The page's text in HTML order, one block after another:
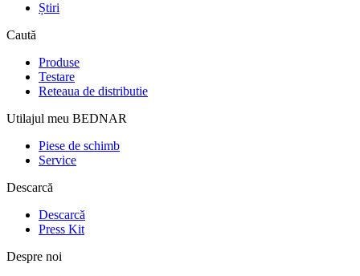
Știri
Caută
Produse
Testare
Reteaua de distributie
Utilajul meu BEDNAR
Piese de schimb
Service
Descarcă
Descarcă
Press Kit
Despre noi